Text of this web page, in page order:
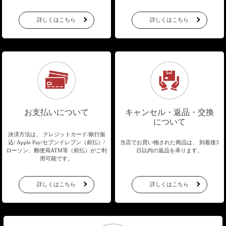
詳しくはこちら 詳しくはこちら
お支払いについて
決済方法は、 クレジットカード/銀行振
込/ Apple Pay/セブンイレブン（前払）/
ローソン、郵便局ATM等（前払）がご利
用可能です。
詳しくはこちら
キャンセル・返品・交換
について
当店でお買い物された商品は、
到着後3
日以内の返品を承ります。
詳しくはこちら